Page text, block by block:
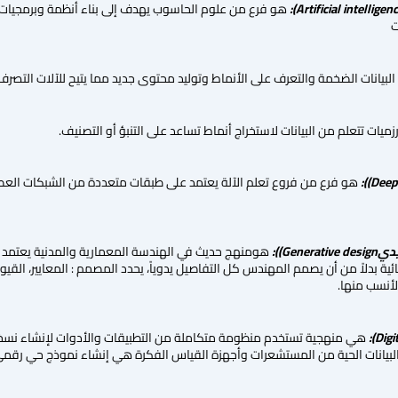
Artificial
):هو فرع من علوم الحاسوب يهدف إلى بناء أنظمة وبرمجيات
الضخمة والتعرف على الأنماط وتوليد محتوى جديد مما يتيح للآلات
تتعلم من البيانات لاستخراج أنماط تساعد على التنبؤ أو التصنيف.
):هو فرع من فروع تعلم الآلة يعتمد على طبقات متعددة من الشبكات
Generative design)
):هومنهج حديث في الهندسة المعمارية والمدنية يعتمد
بدلاً من أن يصمم المهندس كل التفاصيل يدوياً، يحدد المصمم : المعايير،
منها.
:هي منهجية تستخدم منظومة متكاملة من التطبيقات والأدوات لإنشاء
الحية من المستشعرات وأجهزة القياس الفكرة هي إنشاء نموذج حي